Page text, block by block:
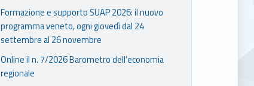
Formazione e supporto SUAP 2026: il nuovo
programma veneto, ogni giovedì dal 24
settembre al 26 novembre
Online il n. 7/2026 Barometro dell’economia
regionale